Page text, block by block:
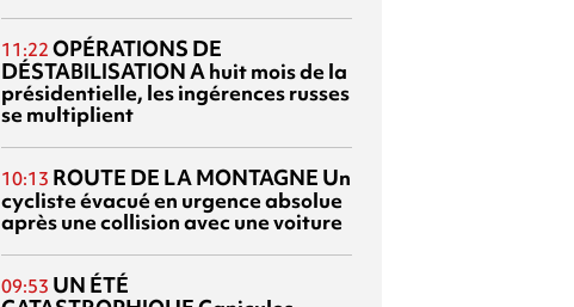
11:22 OPÉRATIONS DE
DÉSTABILISATIONA huit mois de la
présidentielle, les ingérences russes
se multiplient
10:13 ROUTE DE LA MONTAGNE Un
cycliste évacué en urgence absolue
après une collision avec une voiture
09:53 UN ÉTÉ